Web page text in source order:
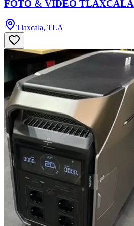
FOTO & VIDEO TLAXCALA
Tlaxcala, TLA